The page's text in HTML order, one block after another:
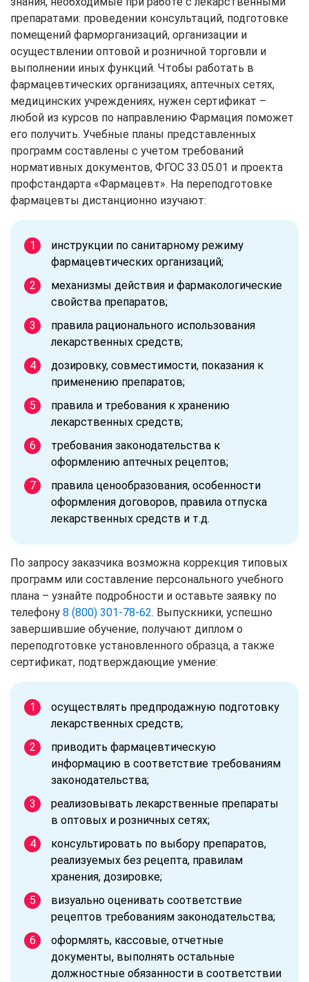
препаратами: проведении консультаций, подготовке
помещений фарморганизаций, организации и
осуществлении оптовой и розничной торговли и
выполнении иных функций. Чтобы работать в
фармацевтических организациях, аптечных сетях,
медицинских учреждениях, нужен сертификат –
любой из курсов по направлению Фармация поможет
его получить. Учебные планы представленных
программ составлены с учетом требований
нормативных документов, ФГОС 33.05.01 и проекта
профстандарта «Фармацевт». На переподготовке
фармацевты дистанционно изучают:
инструкции по санитарному режиму
фармацевтических организаций;
механизмы действия и фармакологические
свойства препаратов;
правила рационального использования
лекарственных средств;
дозировку, совместимости, показания к
применению препаратов;
правила и требования к хранению
лекарственных средств;
требования законодательства к
оформлению аптечных рецептов;
правила ценообразования, особенности
оформления договоров, правила отпуска
лекарственных средств и т.д.
По запросу заказчика возможна коррекция типовых
программ или составление персонального учебного
плана – узнайте подробности и оставьте заявку по
телефону 8 (800) 301-78-62. Выпускники, успешно
завершившие обучение, получают диплом о
переподготовке установленного образца, а также
сертификат, подтверждающие умение:
осуществлять предпродажную подготовку
лекарственных средств;
приводить фармацевтическую
информацию в соответствие требованиям
законодательства;
реализовывать лекарственные препараты
в оптовых и розничных сетях;
консультировать по выбору препаратов,
реализуемых без рецепта, правилам
хранения, дозировке;
визуально оценивать соответствие
рецептов требованиям законодательства;
оформлять, кассовые, отчетные
документы, выполнять остальные
должностные обязанности в соответствии